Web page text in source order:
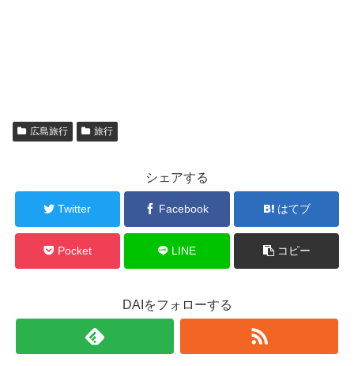
広島旅行 旅行
シェアする
Twitter Facebook はてブ
Pocket LINE コピー
DAIをフォローする